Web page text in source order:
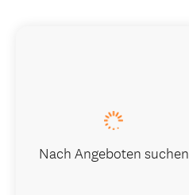
Nach Angeboten suchen